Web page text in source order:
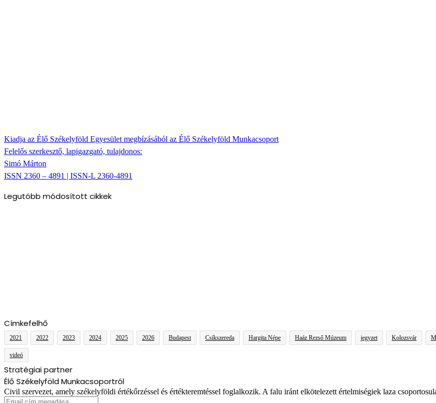
Kiadja az Élő Székelyföld Egyesület megbízásából az Élő Székelyföld Munkacsoport
Felelős szerkesztő, lapigazgató, tulajdonos:
Simó Márton
ISSN 2360 – 4891 | ISSN-L 2360-4891
Legutóbb módosított cikkek
Címkefelhő
2021 2022 2023 2024 2025 2026 Budapest Csíkszereda Hargita Népe Haáz Rezső Múzeum jegyzet Kolozsvár
videó
Stratégiai partner
Élő Székelyföld Munkacsoportról
Civil szervezet, amely székelyföldi értékőrzéssel és értékteremtéssel foglalkozik. A falu iránt elkötelezett értelmiségiek laza
Email